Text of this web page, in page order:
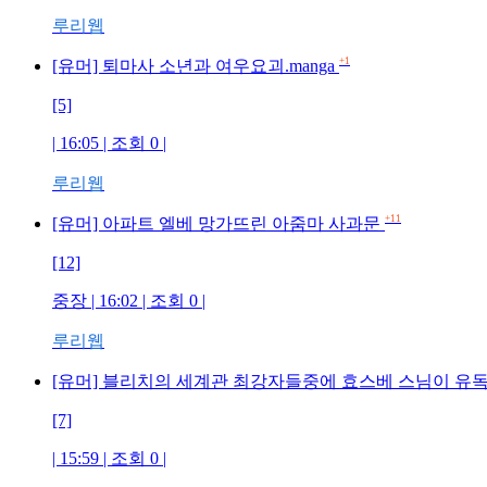
루리웹
[유머] 퇴마사 소년과 여우요괴.manga +1
[5]
| 16:05 | 조회 0 |
루리웹
[유머] 아파트 엘베 망가뜨린 아줌마 사과문 +11
[12]
중장 | 16:02 | 조회 0 |
루리웹
[유머] 블리치의 세계관 최강자들중에 효스베 스님이 유
[7]
| 15:59 | 조회 0 |